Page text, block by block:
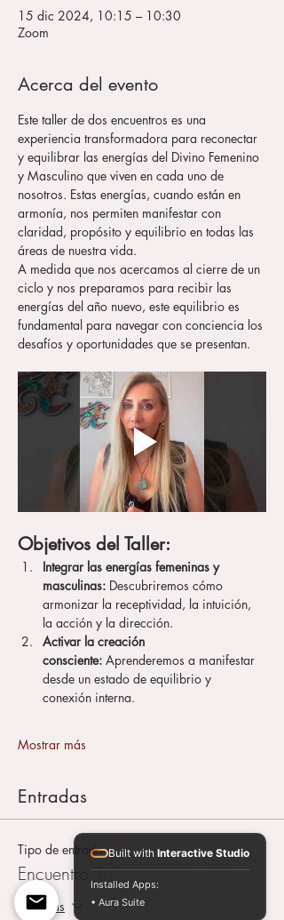
15 dic 2024, 10:15 – 10:30
Zoom
Acerca del evento
Este taller de dos encuentros es una
experiencia transformadora para reconectar
y equilibrar las energías del Divino Femenino
y Masculino que viven en cada uno de
nosotros. Estas energías, cuando están en
armonía, nos permiten manifestar con
claridad, propósito y equilibrio en todas las
áreas de nuestra vida.
A medida que nos acercamos al cierre de un
ciclo y nos preparamos para recibir las
energías del año nuevo, este equilibrio es
fundamental para navegar con conciencia los
desafíos y oportunidades que se presentan.
Objetivos del Taller:
Integrar las energías femeninas y
masculinas: Descubriremos cómo
armonizar la receptividad, la intuición,
la acción y la dirección.
Activar la creación
consciente: Aprenderemos a manifestar
desde un estado de equilibrio y
conexión interna.
Mostrar más
Entradas
Tipo de entrada
Encuentro 1 (Fem)
Leer más
Built with Interactive Studio
Installed Apps:
• Aura Suite